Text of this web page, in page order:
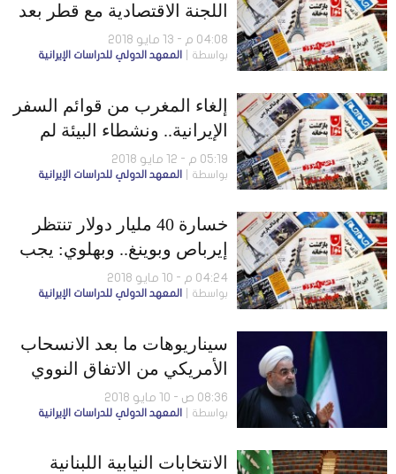
اللجنة الاقتصادية مع قطر بعد
توقف 13 عامًا
04:08 م - 13 مايو 2018
بواسطة المعهد الدولي للدراسات الإيرانية
إلغاء المغرب من قوائم السفر
الإيرانية.. ونشطاء البيئة لم
يكونوا جواسيس
05:19 م - 12 مايو 2018
بواسطة المعهد الدولي للدراسات الإيرانية
خسارة 40 مليار دولار تنتظر
إيرباص وبوينغ.. وبهلوي: يجب
تغيير النظام الإيراني
04:24 م - 10 مايو 2018
بواسطة المعهد الدولي للدراسات الإيرانية
سيناريوهات ما بعد الانسحاب
الأمريكي من الاتفاق النووي
مع إيران
08:36 ص - 10 مايو 2018
بواسطة المعهد الدولي للدراسات الإيرانية
الانتخابات النيابية اللبنانية